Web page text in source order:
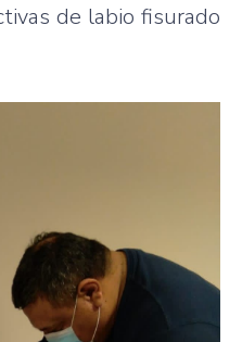
de labio fisurado